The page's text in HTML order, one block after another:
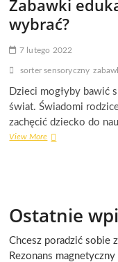
Zabawki
wybrać?
7 lutego 2022
sorter sensoryczny
Dzieci mogłyby bawić
świat. Świadomi
zachęcić dziecko do
View MoreZabawki
co
wybrać?
Ostatnie
Chcesz poradzić sobie
Rezonans